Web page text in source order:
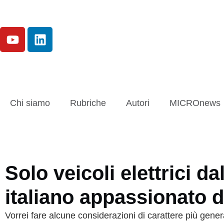
Chi siamo Rubriche Autori MICROnews
Solo veicoli elettrici
italiano appassionato
Vorrei fare alcune considerazioni di carattere più